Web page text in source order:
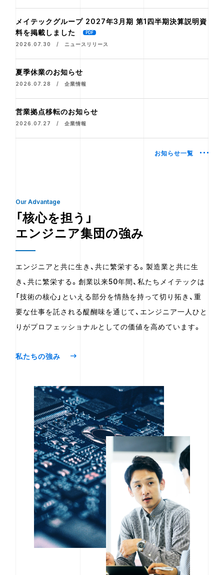
メイテックグループ 2027年3月期 第1四半期決算説明資
料を掲載しました
2026.07.30 / ニュースリリース
夏季休業のお知らせ
2026.07.28 / 企業情報
営業拠点移転のお知らせ
2026.07.27 / 企業情報
お知らせ一覧
Our Advantage
「核心を担う」
エンジニア集団の強み
エンジニアと共に生き、共に繁栄する。製造業と共に生
き、共に繁栄する。創業以来50年間、私たちメイテックは
「技術の核心」といえる部分を情熱を持って切り拓き、重
要な仕事を託される醍醐味を通じて、エンジニア一人ひと
りがプロフェッショナルとしての価値を高めています。
私たちの強み